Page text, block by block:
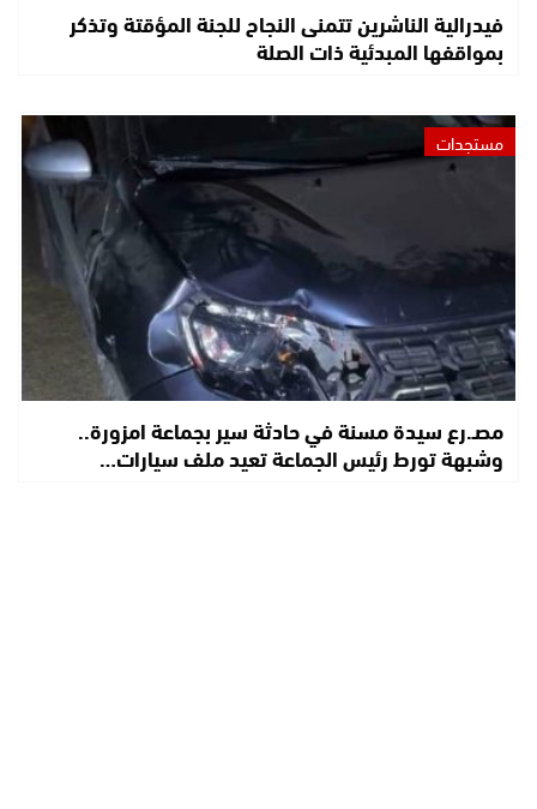
فيدرالية الناشرين تتمنى النجاح للجنة المؤقتة وتذكر
بمواقفها المبدئية ذات الصلة
مستجدات
مصـ.رع سيدة مسنة في حادثة سير بجماعة امزورة..
وشبهة تورط رئيس الجماعة تعيد ملف سيارات…